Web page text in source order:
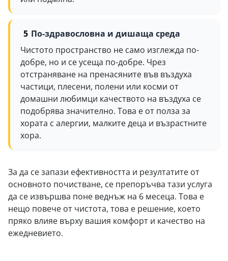
По-здравословна и дишаща среда
Чистото пространство не само изглежда по-
добре, но и се усеща по-добре. Чрез
отстраняване на пренасяните във въздуха
частици, плесени, полени или косми от
домашни любимци качеството на въздуха се
подобрява значително. Това е от полза за
хората с алергии, малките деца и възрастните
хора.
За да се запази ефективността и резултатите от
основното почистване, се препоръчва тази услуга
да се извършва поне веднъж на 6 месеца. Това е
нещо повече от чистота, това е решение, което
пряко влияе върху вашия комфорт и качество на
ежедневието.